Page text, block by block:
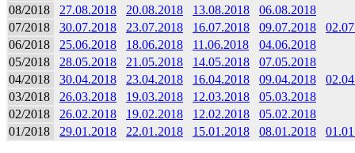
08/2018
27.08.2018 20.08.2018 13.08.2018
06.08.2018
07/2018
30.07.2018 23.07.2018 16.07.2018 09.07.2018
06/2018
25.06.2018 18.06.2018 11.06.2018
04.06.2018
05/2018
28.05.2018 21.05.2018 14.05.2018
07.05.2018
04/2018
30.04.2018 23.04.2018 16.04.2018 09.04.2018
03/2018
26.03.2018 19.03.2018 12.03.2018
05.03.2018
02/2018
26.02.2018 19.02.2018 12.02.2018
05.02.2018
01/2018
29.01.2018 22.01.2018 15.01.2018 08.01.2018